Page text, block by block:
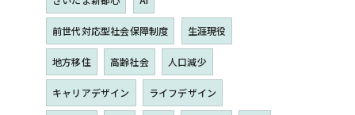
前世代対応型社会保障制度 生涯現役
地方移住 高齢社会 人口減少
キャリアデザイン ライフデザイン